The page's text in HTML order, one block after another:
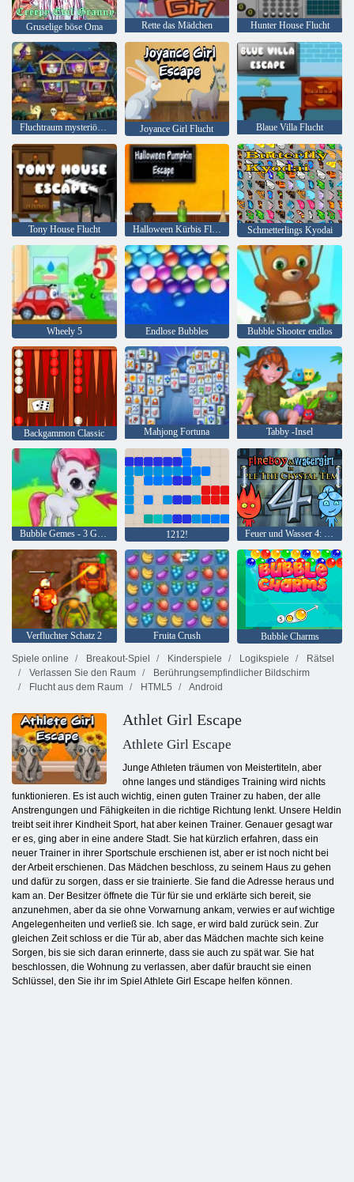
Gruselige böse Oma Rette das Mädchen Hunter House Flucht
Fluchtraum mysteriöses Wort Joyance Girl Flucht Blaue Villa Flucht
Tony House Flucht Halloween Kürbis Flucht Schmetterlings Kyodai
Wheely 5 Endlose Bubbles Bubble Shooter endlos
Backgammon Classic Mahjong Fortuna Tabby -Insel
Bubble Gemes - 3 Gewinnt 1212! Feuer und Wasser 4: Kristalltempel
Verfluchter Schatz 2 Fruita Crush
Bubble Charms
Spiele online
Breakout-Spiel Kinderspiele Logikspiele
Rätsel
Verlassen Sie den Raum
Berührungsempfindlicher Bildschirm
Flucht aus dem Raum
HTML5 Android
Athlet Girl Escape
Athlete Girl Escape
Junge Athleten träumen von Meistertiteln, aber
ohne langes und ständiges Training wird nichts
funktionieren. Es ist auch wichtig, einen guten Trainer zu haben, der alle
Anstrengungen und Fähigkeiten in die richtige Richtung lenkt. Unsere Heldin
treibt seit ihrer Kindheit Sport, hat aber keinen Trainer. Genauer gesagt war
er es, ging aber in eine andere Stadt. Sie hat kürzlich erfahren, dass ein
neuer Trainer in ihrer Sportschule erschienen ist, aber er ist noch nicht bei
der Arbeit erschienen. Das Mädchen beschloss, zu seinem Haus zu gehen
und dafür zu sorgen, dass er sie trainierte. Sie fand die Adresse heraus und
kam an. Der Besitzer öffnete die Tür für sie und erklärte sich bereit, sie
anzunehmen, aber da sie ohne Vorwarnung ankam, verwies er auf wichtige
Angelegenheiten und verließ sie. Ich sage, er wird bald zurück sein. Zur
gleichen Zeit schloss er die Tür ab, aber das Mädchen machte sich keine
Sorgen, bis sie sich daran erinnerte, dass sie auch zu spät war. Sie hat
beschlossen, die Wohnung zu verlassen, aber dafür braucht sie einen
Schlüssel, den Sie ihr im Spiel Athlete Girl Escape helfen können.